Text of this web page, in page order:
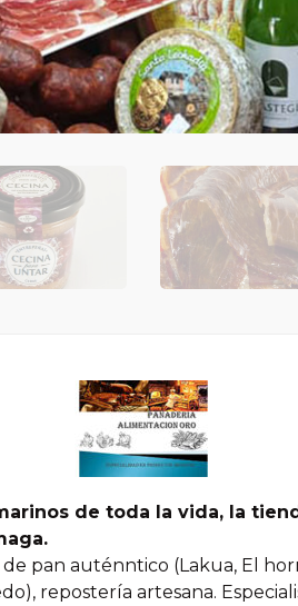
de toda la vida, la
pan auténntico (Lakua, El
repostería artesana.